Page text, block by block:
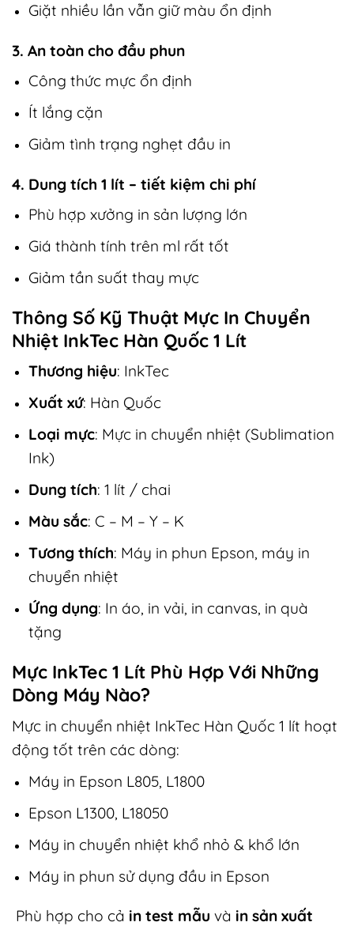
Giặt nhiều lần vẫn giữ màu ổn định
3. An toàn cho đầu phun
Công thức mực ổn định
Ít lắng cặn
Giảm tình trạng nghẹt đầu in
4. Dung tích 1 lít – tiết kiệm chi phí
Phù hợp xưởng in sản lượng lớn
Giá thành tính trên ml rất tốt
Giảm tần suất thay mực
Thông Số Kỹ Thuật Mực In Chuyển
Nhiệt InkTec Hàn Quốc 1 Lít
Thương hiệu: InkTec
Xuất xứ: Hàn Quốc
Loại mực: Mực in chuyển nhiệt (Sublimation
Ink)
Dung tích: 1 lít / chai
Màu sắc: C – M – Y – K
Tương thích: Máy in phun Epson, máy in
chuyển nhiệt
Ứng dụng: In áo, in vải, in canvas, in quà
tặng
Mực InkTec 1 Lít Phù Hợp Với Những
Dòng Máy Nào?
Mực in chuyển nhiệt InkTec Hàn Quốc 1 lít hoạt
động tốt trên các dòng:
Máy in Epson L805, L1800
Epson L1300, L18050
Máy in chuyển nhiệt khổ nhỏ & khổ lớn
Máy in phun sử dụng đầu in Epson
Phù hợp cho cả in test mẫu và in sản xuất